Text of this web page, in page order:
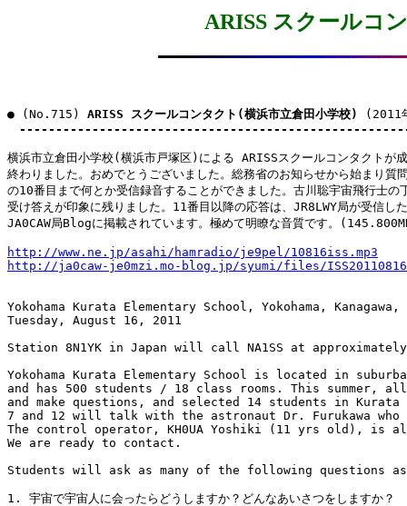
ARISS スクールコ
● (No.715) ARISS スクールコンタクト(横浜市立倉田小学校)
(2011
横浜市立倉田小学校(横浜市戸塚区)による ARISSスクールコンタクトが
終わりました。おめでとうございました。総務省のお知らせから始まり質
の10番目まで何とか受信録音することができました。古川聡宇宙飛行士の
受け答えが印象に残りました。11番目以降の応答は、JR8LWY局が受信し
JA0CAW局Blogに掲載されています。極めて明瞭な音質です。
http://www.ne.jp/asahi/hamradio/je9pel/10816iss.mp3
http://ja0caw-je0mzi.mo-blog.jp/syumi/files/
Yokohama Kurata Elementary School, Yokohama,
Tuesday, August 16, 2011
Station 8N1YK in Japan will call NA1SS at
Yokohama Kurata Elementary School is located in
and has 500 students / 18 class rooms. This summer,
and make questions, and selected 14 students in Kurata
7 and 12 will talk with the astronaut Dr. Furukawa who
The control operator, KH0UA Yoshiki (11 yrs old), is
We are ready to contact.
Students will ask as many of the following questions
1. 宇宙で宇宙人に会ったらどうしますか？どんなあいさつをしますか？